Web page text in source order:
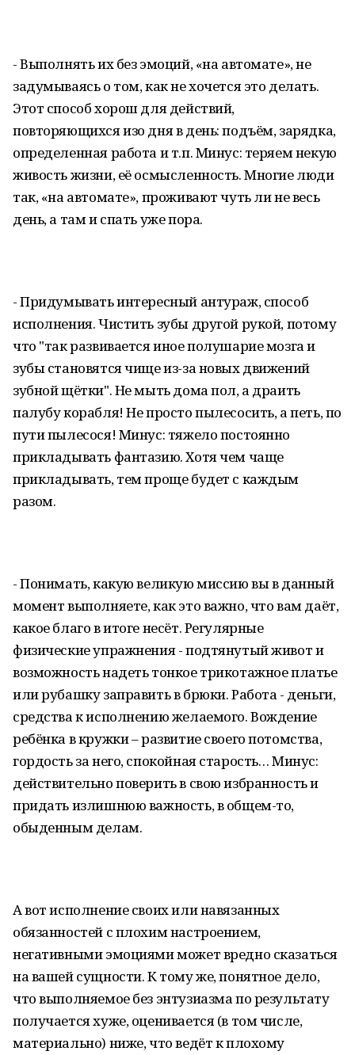
- Выполнять их без эмоций, «на автомате», не
задумываясь о том, как не хочется это делать.
Этот способ хорош для действий,
повторяющихся изо дня в день: подъём, зарядка,
определенная работа и т.п. Минус: теряем некую
живость жизни, её осмысленность. Многие люди
так, «на автомате», проживают чуть ли не весь
день, а там и спать уже пора.
- Придумывать интересный антураж, способ
исполнения. Чистить зубы другой рукой, потому
что "так развивается иное полушарие мозга и
зубы становятся чище из-за новых движений
зубной щётки". Не мыть дома пол, а драить
палубу корабля! Не просто пылесосить, а петь, по
пути пылесося! Минус: тяжело постоянно
прикладывать фантазию. Хотя чем чаще
прикладывать, тем проще будет с каждым
разом.
- Понимать, какую великую миссию вы в данный
момент выполняете, как это важно, что вам даёт,
какое благо в итоге несёт. Регулярные
физические упражнения - подтянутый живот и
возможность надеть тонкое трикотажное платье
или рубашку заправить в брюки. Работа - деньги,
средства к исполнению желаемого. Вождение
ребёнка в кружки – развитие своего потомства,
гордость за него, спокойная старость… Минус:
действительно поверить в свою избранность и
придать излишнюю важность, в общем-то,
обыденным делам.
А вот исполнение своих или навязанных
обязанностей с плохим настроением,
негативными эмоциями может вредно сказаться
на вашей сущности. К тому же, понятное дело,
что выполняемое без энтузиазма по результату
получается хуже, оценивается (в том числе,
материально) ниже, что ведёт к плохому